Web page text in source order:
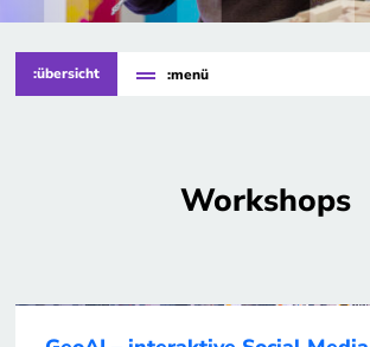
:übersicht :menü
Workshops